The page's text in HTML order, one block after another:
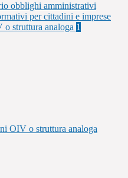
obblighi amministrativi
per cittadini e imprese
struttura analoga 1
OIV o struttura analoga